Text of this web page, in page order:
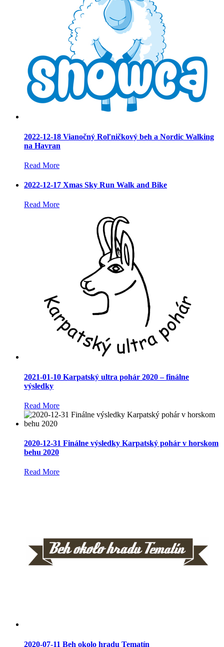
2022-12-18 Vianočný Roľničkový beh a Nordic Walking
na Havran
Read More
2022-12-17 Xmas Sky Run Walk and Bike
Read More
2021-01-10 Karpatský ultra pohár 2020 – finálne
výsledky
Read More
2020-12-31 Finálne výsledky Karpatský pohár v horskom
behu 2020
Read More
2020-07-11 Beh okolo hradu Tematín